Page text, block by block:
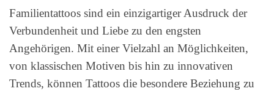
Familientattoos sind ein einzigartiger Ausdruck der
Verbundenheit und Liebe zu den engsten
Angehörigen. Mit einer Vielzahl an Möglichkeiten,
von klassischen Motiven bis hin zu innovativen
Trends, können Tattoos die besondere Beziehung zu